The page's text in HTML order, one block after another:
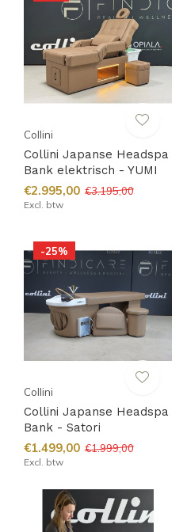
Collini
Collini Japanse Headspa
Bank elektrisch - YUMI
€2.995,00 €3.195,00
Excl. btw
-25%
Collini
Collini Japanse Headspa
Bank - Satori
€1.499,00 €1.999,00
Excl. btw